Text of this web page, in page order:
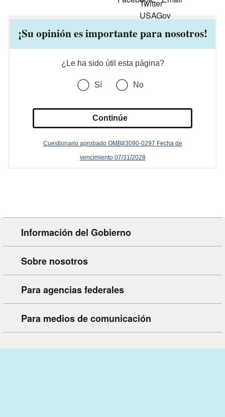
¡Su opinión es importante para nosotros!
Información del Gobierno
Sobre nosotros
Para agencias federales
Para medios de comunicación